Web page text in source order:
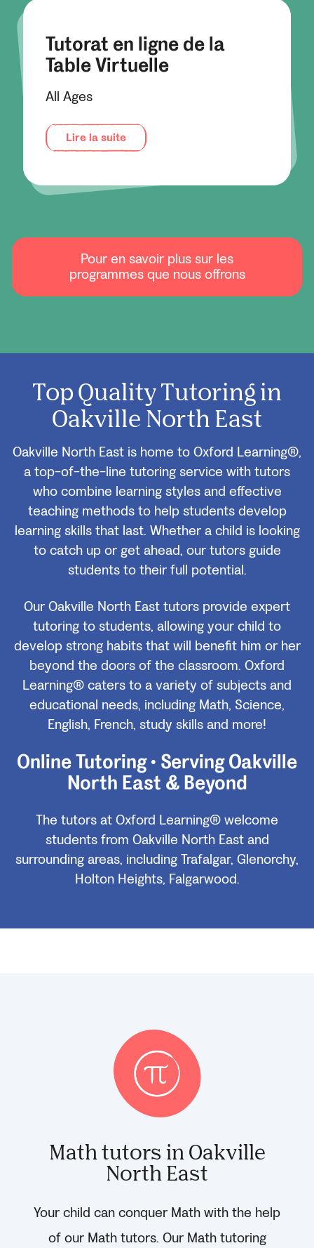
Tutorat en ligne de la
Table Virtuelle
All Ages
Lire la suite
Pour en savoir plus sur les
programmes que nous offrons
Top Quality Tutoring in
Oakville North East
Oakville North East is home to Oxford Learning®,
a top-of-the-line tutoring service with tutors
who combine learning styles and effective
teaching methods to help students develop
learning skills that last. Whether a child is looking
to catch up or get ahead, our tutors guide
students to their full potential.
Our Oakville North East tutors provide expert
tutoring to students, allowing your child to
develop strong habits that will benefit him or her
beyond the doors of the classroom. Oxford
Learning® caters to a variety of subjects and
educational needs, including Math, Science,
English, French, study skills and more!
Online Tutoring • Serving Oakville
North East & Beyond
The tutors at Oxford Learning® welcome
students from Oakville North East and
surrounding areas, including Trafalgar, Glenorchy,
Holton Heights, Falgarwood.
Math tutors in Oakville
North East
Your child can conquer Math with the help
of our Math tutors. Our Math tutoring